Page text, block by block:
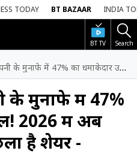
TODAY BT BAZAAR INDIA
BT TV Search
का धमाकेदार उछाल! 2026 में अब तक 64 प्रतिशत उछला है शेयर - आपका दांव है?
के मुनाफे में 47%
2026 में अब
है शेयर -